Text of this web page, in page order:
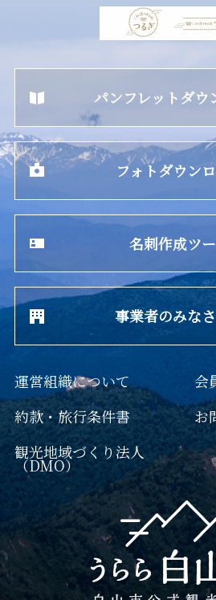
パンフレットダウ
フォトダウン
名刺作成ツ
事業者のみな
運営組織について
約款・旅行条件書
観光地域づくり法人
（DMO）
会
お